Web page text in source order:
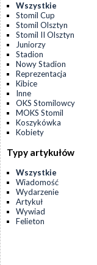
Wszystkie
Stomil Cup
Stomil Olsztyn
Stomil II Olsztyn
Juniorzy
Stadion
Nowy Stadion
Reprezentacja
Kibice
Inne
OKS Stomilowcy
MOKS Stomil
Koszykówka
Kobiety
Typy artykułów
Wszystkie
Wiadomość
Wydarzenie
Artykuł
Wywiad
Felieton